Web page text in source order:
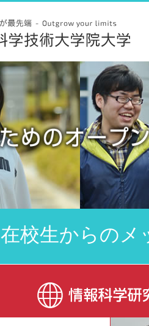
在校生からのメ